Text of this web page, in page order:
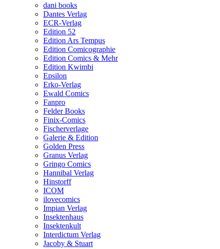
dani books
Dantes Verlag
ECR-Verlag
Edition 52
Edition Ars Tempus
Edition Comicographie
Edition Comics & Mehr
Edition Kwimbi
Epsilon
Erko-Verlag
Ewald Comics
Fanpro
Felder Books
Finix-Comics
Fischerverlage
Galerie & Edition
Golden Press
Granus Verlag
Gringo Comics
Hannibal Verlag
Hinstorff
ICOM
ilovecomics
Impian Verlag
Insektenhaus
Insektenkult
Interdictum Verlag
Jacoby & Stuart